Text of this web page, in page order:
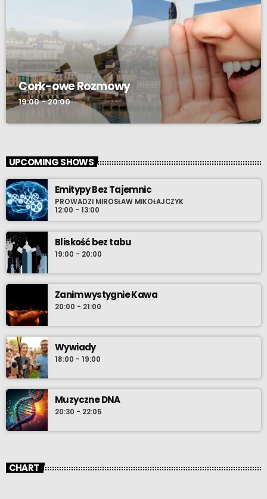
AUDYCJA
Cork-owe Rozmowy
19:00 - 20:00
UPCOMING SHOWS
Emitypy Bez Tajemnic
PROWADZI MIROSŁAW MIKOŁAJCZYK
12:00 - 13:00
Bliskość bez tabu
19:00 - 20:00
Zanim wystygnie Kawa
20:00 - 21:00
Wywiady
18:00 - 19:00
Muzyczne DNA
20:30 - 22:05
CHART